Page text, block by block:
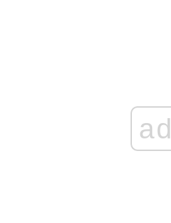
ad